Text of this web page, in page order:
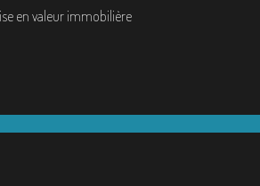
en valeur immobilière